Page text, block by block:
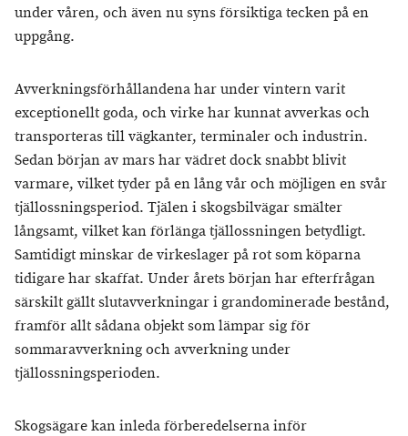
under våren, och även nu syns försiktiga tecken på en
uppgång.
Avverkningsförhållandena har under vintern varit
exceptionellt goda, och virke har kunnat avverkas och
transporteras till vägkanter, terminaler och industrin.
Sedan början av mars har vädret dock snabbt blivit
varmare, vilket tyder på en lång vår och möjligen en svår
tjällossningsperiod. Tjälen i skogsbilvägar smälter
långsamt, vilket kan förlänga tjällossningen betydligt.
Samtidigt minskar de virkeslager på rot som köparna
tidigare har skaffat. Under årets början har efterfrågan
särskilt gällt slutavverkningar i grandominerade bestånd,
framför allt sådana objekt som lämpar sig för
sommaravverkning och avverkning under
tjällossningsperioden.
Skogsägare kan inleda förberedelserna inför